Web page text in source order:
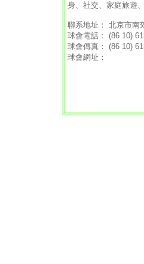
身、社交、家庭旅遊
聯系地址： 北京市南
球會電話： (86 10)
球會傳真： (86 10)
球會網址：